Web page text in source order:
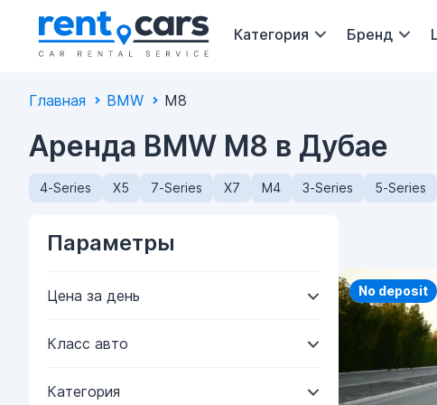
Категория Бренд
Главная BMW M8
Аренда BMW M8 в Дубае
4-Series X5 7-Series X7 M4 3-Series 5-Series
Параметры
Цена за день
Класс авто
Категория
Priority
No deposit